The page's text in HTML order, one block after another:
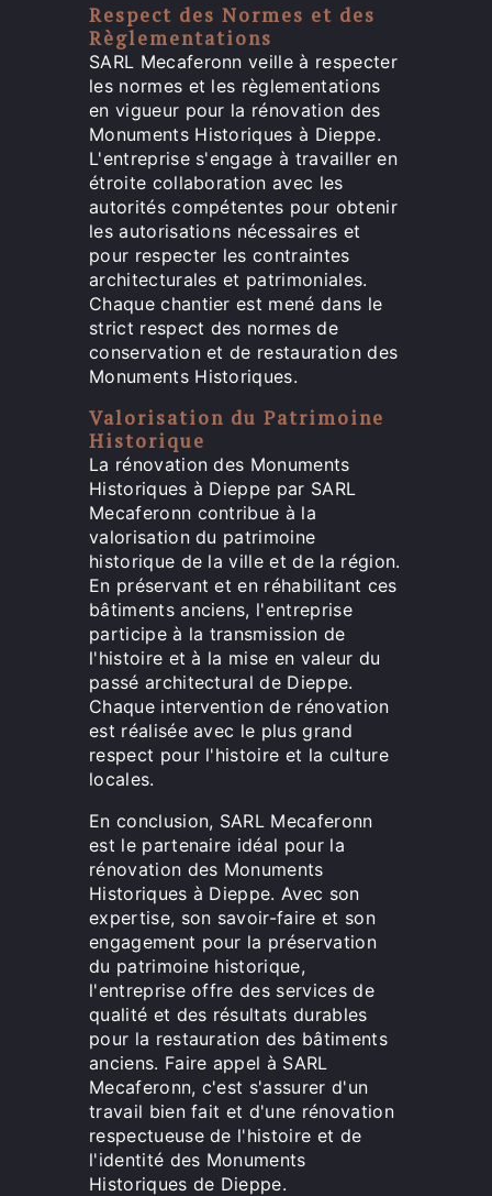
Respect des Normes et des
Règlementations
SARL Mecaferonn veille à respecter
les normes et les règlementations
en vigueur pour la rénovation des
Monuments Historiques à Dieppe.
L'entreprise s'engage à travailler en
étroite collaboration avec les
autorités compétentes pour obtenir
les autorisations nécessaires et
pour respecter les contraintes
architecturales et patrimoniales.
Chaque chantier est mené dans le
strict respect des normes de
conservation et de restauration des
Monuments Historiques.
Valorisation du Patrimoine
Historique
La rénovation des Monuments
Historiques à Dieppe par SARL
Mecaferonn contribue à la
valorisation du patrimoine
historique de la ville et de la région.
En préservant et en réhabilitant ces
bâtiments anciens, l'entreprise
participe à la transmission de
l'histoire et à la mise en valeur du
passé architectural de Dieppe.
Chaque intervention de rénovation
est réalisée avec le plus grand
respect pour l'histoire et la culture
locales.
En conclusion, SARL Mecaferonn
est le partenaire idéal pour la
rénovation des Monuments
Historiques à Dieppe. Avec son
expertise, son savoir-faire et son
engagement pour la préservation
du patrimoine historique,
l'entreprise offre des services de
qualité et des résultats durables
pour la restauration des bâtiments
anciens. Faire appel à SARL
Mecaferonn, c'est s'assurer d'un
travail bien fait et d'une rénovation
respectueuse de l'histoire et de
l'identité des Monuments
Historiques de Dieppe.